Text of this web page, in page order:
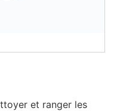
et ranger les